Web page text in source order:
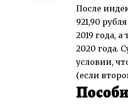
После
921,90
2019 года,
2020 года.
условии,
(если